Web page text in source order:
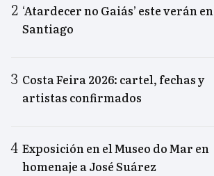
‘Atardecer no Gaiás’ este verán en
Santiago
Costa Feira 2026: cartel, fechas y
artistas confirmados
Exposición en el Museo do Mar en
homenaje a José Suárez